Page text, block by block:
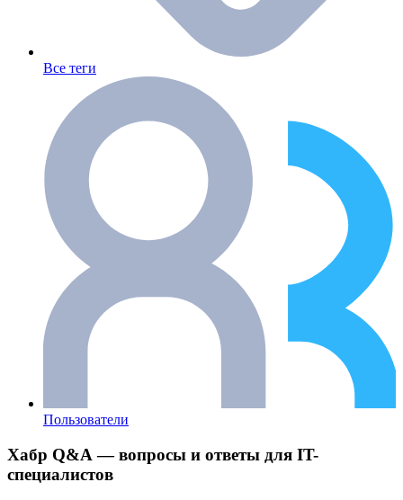
Все теги
Пользователи
Хабр Q&A — вопросы и ответы для IT-
специалистов